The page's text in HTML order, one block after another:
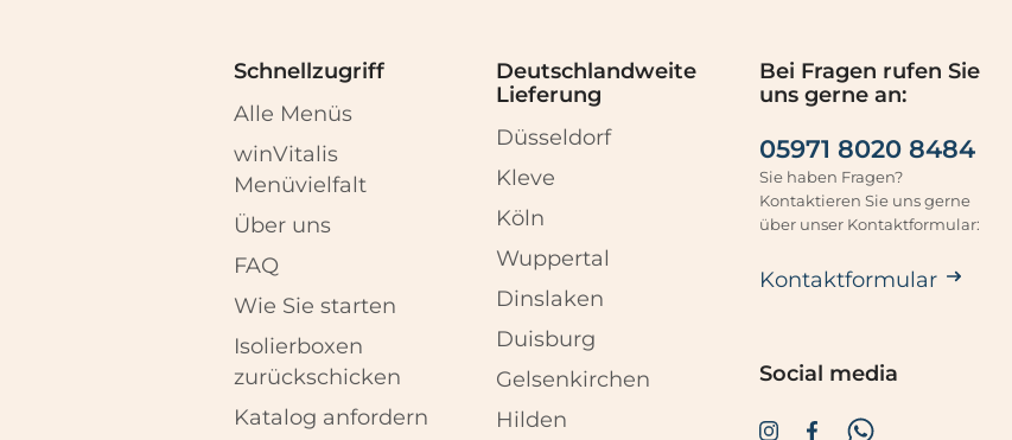
Schnellzugriff
Alle Menüs
winVitalis
Menüvielfalt
Über uns
FAQ
Wie Sie starten
Isolierboxen
zurückschicken
Katalog anfordern
Deutschlandweite
Lieferung
Düsseldorf
Kleve
Köln
Wuppertal
Dinslaken
Duisburg
Gelsenkirchen
Hilden
Bei Fragen rufen Sie
uns gerne an:
05971 8020 8484
Sie haben Fragen?
Kontaktieren Sie uns gerne
über unser Kontaktformular:
Kontaktformular
Social media